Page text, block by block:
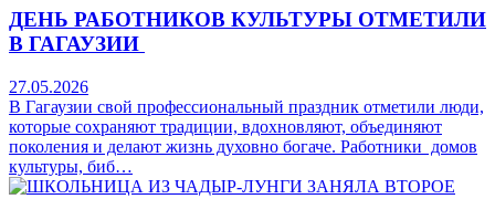
ДЕНЬ РАБОТНИКОВ КУЛЬТУРЫ ОТМЕТИЛИ
В ГАГАУЗИИ
27.05.2026
В Гагаузии свой профессиональный праздник отметили люди,
которые сохраняют традиции, вдохновляют, объединяют
поколения и делают жизнь духовно богаче. Работники домов
культуры, биб…